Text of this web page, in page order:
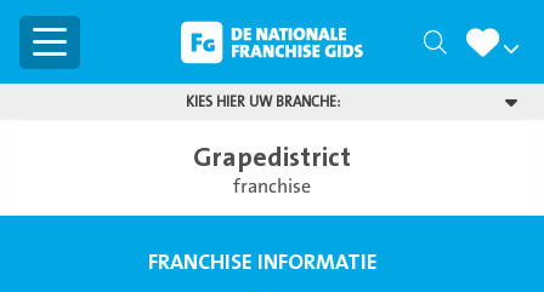
Menu Zoeken
KIES HIER UW BRANCHE:
Grapedistrict
franchise
FRANCHISE INFORMATIE